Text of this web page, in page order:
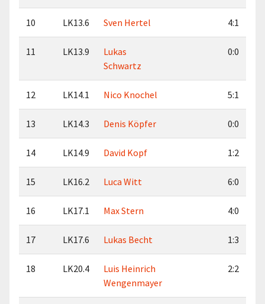
10 LK13.6 Sven Hertel 4:1
11 LK13.9
Lukas
Schwartz
0:0
12 LK14.1 Nico Knochel 5:1
13 LK14.3 Denis Köpfer 0:0
14 LK14.9 David Kopf 1:2
15 LK16.2 Luca Witt 6:0
16 LK17.1 Max Stern 4:0
17 LK17.6 Lukas Becht 1:3
18 LK20.4
Luis Heinrich
Wengenmayer
2:2